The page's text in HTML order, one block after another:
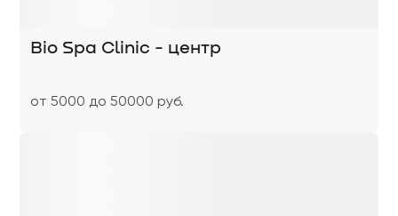
Bio Spa Clinic - центр
от 5000 до 50000 руб.